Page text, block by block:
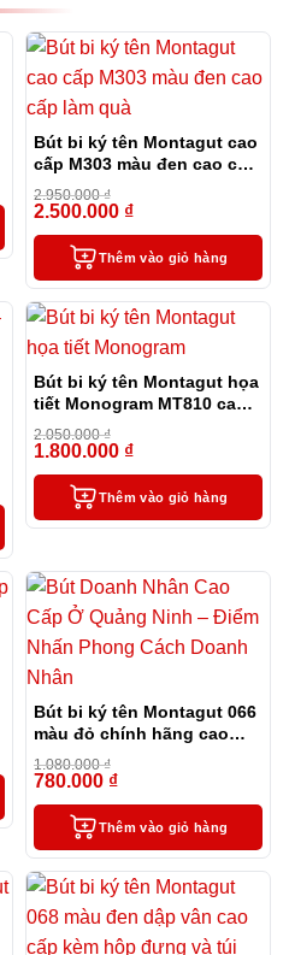
Bút bi ký tên Montagut cao
cấp M303 màu đen cao cấp
làm quà
2.950.000₫
2.500.000 ₫
Thêm vào giỏ hàng
Bút bi ký tên Montagut họa
tiết Monogram MT810 cao
cấp (màu đen)
2.050.000₫
1.800.000 ₫
Thêm vào giỏ hàng
Bút bi ký tên Montagut 066
màu đỏ chính hãng cao
cấp tặng kèm 2 ngòi thay
thế
1.080.000₫
780.000 ₫
Thêm vào giỏ hàng